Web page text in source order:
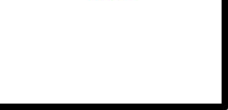
en Malta para una
sin igual